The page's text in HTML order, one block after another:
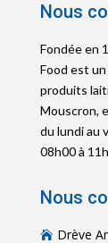
Nous
Fondée en
Food est
produits
Mouscron,
du lundi au
08h00 à
Nous
 Drève